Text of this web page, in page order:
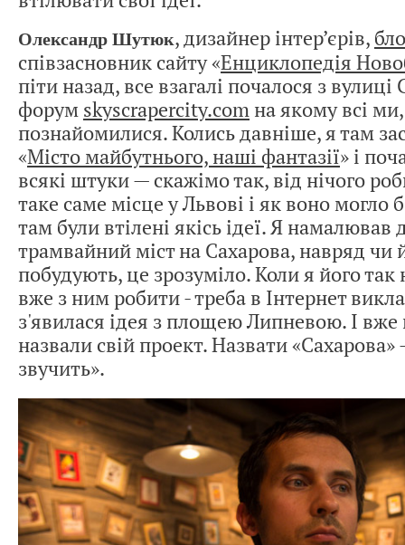
Олександр Шутюк, дизайнер інтер’єрів,
співзасновник сайту «Енциклопедія
піти назад, все взагалі почалося з
форум skyscrapercity.com на якому всі
познайомилися. Колись давніше, я там
«Місто майбутнього, наші фантазії» і
всякі штуки — скажімо так, від нічого
таке саме місце у Львові і як воно могло
там були втілені якісь ідеї. Я намалював
трамвайний міст на Сахарова, навряд чи
побудують, це зрозуміло. Коли я його
вже з ним робити - треба в Інтернет
з'явилася ідея з площею Липневою. І вже
назвали свій проект. Назвати «Сахарова»
звучить».